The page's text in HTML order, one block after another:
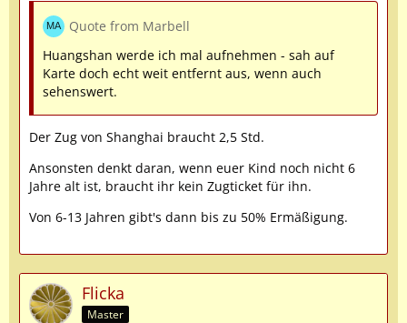
Quote from Marbell
Huangshan werde ich mal aufnehmen - sah auf
Karte doch echt weit entfernt aus, wenn auch
sehenswert.
Der Zug von Shanghai braucht 2,5 Std.
Ansonsten denkt daran, wenn euer Kind noch nicht 6
Jahre alt ist, braucht ihr kein Zugticket für ihn.
Von 6-13 Jahren gibt's dann bis zu 50% Ermäßigung.
Flicka
Master